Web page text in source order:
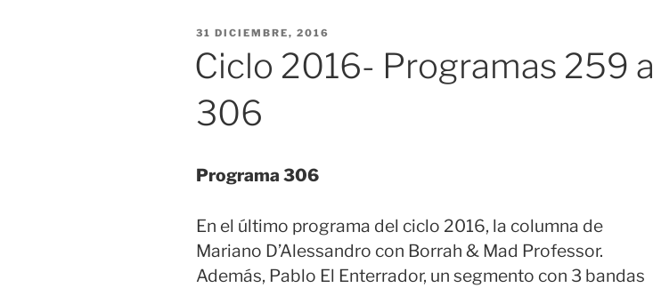
PUBLICADO
31 DICIEMBRE, 2016
Ciclo 2016- Programas 259 a
306
Programa 306
En el último programa del ciclo 2016, la columna de
Mariano D’Alessandro con Borrah & Mad Professor.
Además, Pablo El Enterrador, un segmento con 3 bandas